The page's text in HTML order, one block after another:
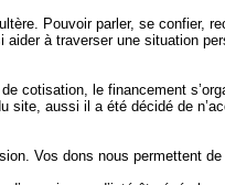
Pouvoir parler, se confier,
à traverser une situation
cotisation, le financement
aussi il a été décidé de
Vos dons nous permettent